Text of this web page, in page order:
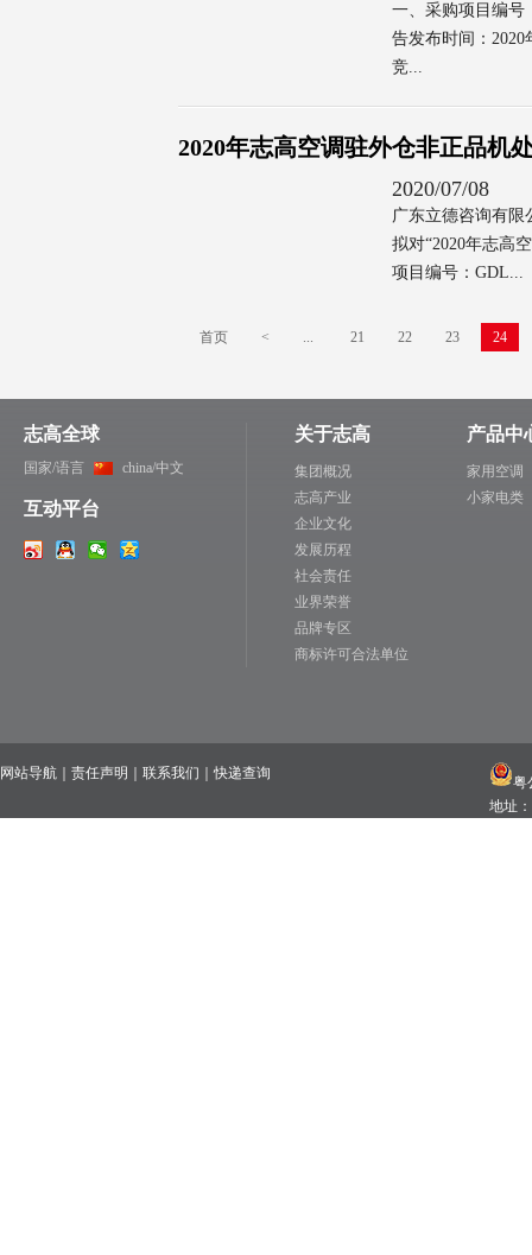
一、采购项目编号
告发布时间：2020
竞...
2020年志高空调驻外仓非正品机
2020/07/08
广东立德咨询有限
拟对“2020年志高
项目编号：GDL...
首页 < ... 21 22 23 24
志高全球
国家/语言 china/中文
互动平台
关于志高
集团概况
志高产业
企业文化
发展历程
社会责任
业界荣誉
品牌专区
商标许可合法单位
产品中
家用空调
小家电类
网站导航 责任声明 联系我们 ｜快递查询
粤
地址